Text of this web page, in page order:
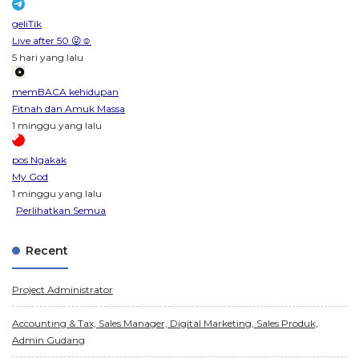
geliTik
Live after 50 😜☺️
5 hari yang lalu
memBACA kehidupan
Fitnah dan Amuk Massa
1 minggu yang lalu
pos Ngakak
My God
1 minggu yang lalu
Perlihatkan Semua
Recent
Project Administrator
Accounting & Tax, Sales Manager, Digital Marketing, Sales Produk,
Admin Gudang